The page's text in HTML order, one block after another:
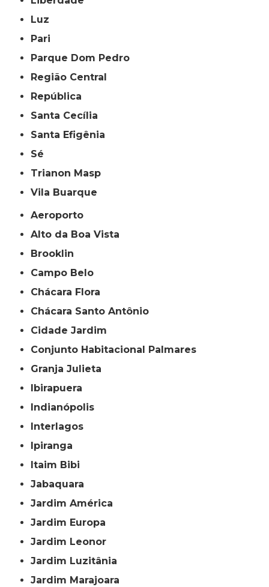
Luz
Pari
Parque Dom Pedro
Região Central
República
Santa Cecília
Santa Efigênia
Sé
Trianon Masp
Vila Buarque
Aeroporto
Alto da Boa Vista
Brooklin
Campo Belo
Chácara Flora
Chácara Santo Antônio
Cidade Jardim
Conjunto Habitacional Palmares
Granja Julieta
Ibirapuera
Indianópolis
Interlagos
Ipiranga
Itaim Bibi
Jabaquara
Jardim América
Jardim Europa
Jardim Leonor
Jardim Luzitânia
Jardim Marajoara